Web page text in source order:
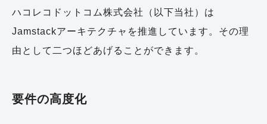
ハコレコドットコム株式会社（以下当社）は
Jamstackアーキテクチャを推進しています。その理
由として二つほどあげることができます。
要件の高度化